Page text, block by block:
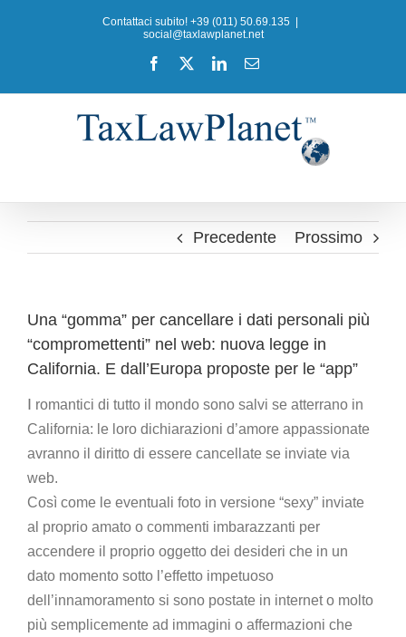
Contattaci subito! +39 (011) 50.69.135
social@taxlawplanet.net
Facebook LinkedInEmail
Precedente Prossimo
Una “gomma” per cancellare i dati personali più
“compromettenti” nel web: nuova legge in
California. E dall’Europa proposte per le “app”
I romantici di tutto il mondo sono salvi se atterrano in
California: le loro dichiarazioni d’amore appassionate
avranno il diritto di essere cancellate se inviate via
web.
Così come le eventuali foto in versione “sexy” inviate
al proprio amato o commenti imbarazzanti per
accendere il proprio oggetto dei desideri che in un
dato momento sotto l’effetto impetuoso
dell’innamoramento si sono postate in internet o molto
più semplicemente ad immagini o affermazioni che